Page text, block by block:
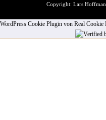
Copyright: Lars
WordPress Cookie Plugin von Real Cookie